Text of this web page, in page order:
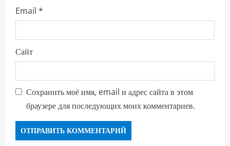
Email *
Сайт
Сохранить моё имя, email и адрес сайта в этом
браузере для последующих моих комментариев.